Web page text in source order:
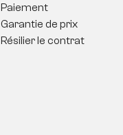
Paiement
Garantie de prix
Résilier le contrat